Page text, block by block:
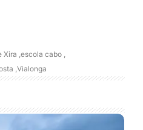
Xira escola cabo
Vialonga